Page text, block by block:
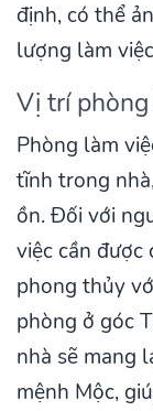
định, có thể
lượng làm
Vị trí
Phòng làm
tĩnh trong
ồn. Đối với
việc cần
phong thủy
phòng ở góc
nhà sẽ mang
mệnh Mộc,